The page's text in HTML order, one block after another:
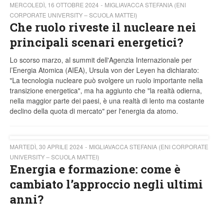
MERCOLEDÌ, 16 OTTOBRE 2024
MIGLIAVACCA STEFANIA (ENI
CORPORATE UNIVERSITY – SCUOLA MATTEI)
Che ruolo riveste il nucleare nei
principali scenari energetici?
Lo scorso marzo, al summit dell'Agenzia Internazionale per
l’Energia Atomica (AIEA), Ursula von der Leyen ha dichiarato:
"La tecnologia nucleare può svolgere un ruolo importante nella
transizione energetica", ma ha aggiunto che "la realtà odierna,
nella maggior parte dei paesi, è una realtà di lento ma costante
declino della quota di mercato" per l'energia da atomo.
MARTEDÌ, 30 APRILE 2024
MIGLIAVACCA STEFANIA (ENI CORPORATE
UNIVERSITY – SCUOLA MATTEI)
Energia e formazione: come è
cambiato l’approccio negli ultimi
anni?